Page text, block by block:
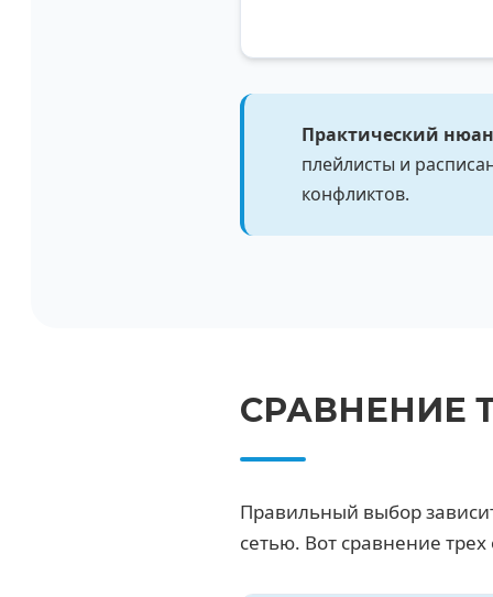
Практический
плейлисты и
конфликтов.
СРАВНЕНИЕ
Правильный выбор
сетью. Вот сравнение